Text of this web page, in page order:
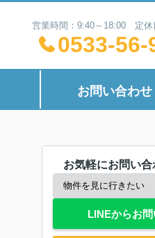
営業時間：9:40～18:00 定休
0533-56-
お問い合わせ
お気軽にお問い
LINEからお